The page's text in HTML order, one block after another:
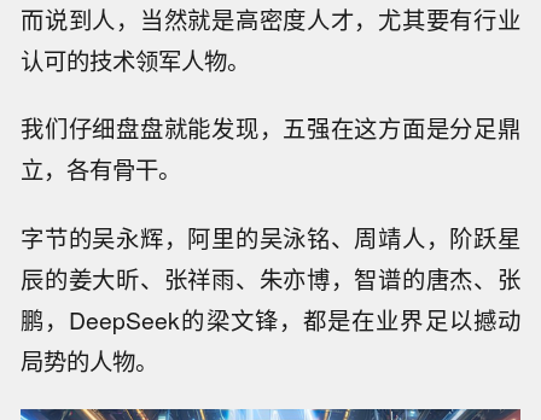
而说到人，当然就是高密度人才，尤其要有行业
认可的技术领军人物。
我们仔细盘盘就能发现，五强在这方面是分足鼎
立，各有骨干。
字节的吴永辉，阿里的吴泳铭、周靖人，阶跃星
辰的姜大昕、张祥雨、朱亦博，智谱的唐杰、张
鹏，DeepSeek的梁文锋，都是在业界足以撼动
局势的人物。